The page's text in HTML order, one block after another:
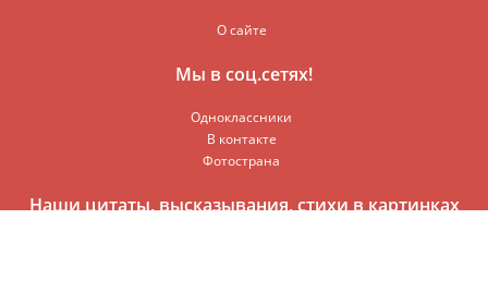
О сайте
Мы в соц.сетях!
Одноклассники
В контакте
Фотострана
Наши цитаты, высказывания, стихи в картинках